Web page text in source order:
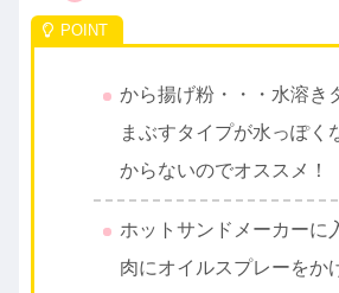
から揚げ粉・・・水溶き
まぶすタイプが水っぽく
からないのでオススメ！
ホットサンドメーカーに
肉にオイルスプレーをか